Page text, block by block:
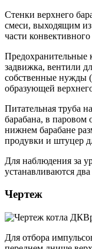
Стенки верхнего
смеси, выходящим из
части
Предохранительные
задвижка, вентили
собственные нужды
образующей
Питательная труба
барабана, в паровом
нижнем барабане
продувки и штуцер
Для наблюдения за
устанавливаются два
Чертеж
Для отбора